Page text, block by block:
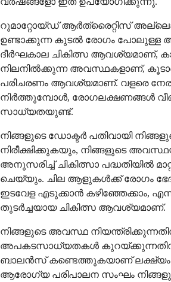
റുമാറ്റോയ്ഡ് ആർത്രൈറ്റിസ്
ഉണ്ടാക്കുന്ന കുടൽ രോഗം പോലുള്ള
ദീർഘകാല ചികിത്സ ആവശ്യമാണ്,
നിലനിൽക്കുന്ന അവസ്ഥകളാണ്,
പരിചരണം ആവശ്യമാണ്. വളരെ
നിർത്തുമ്പോൾ, രോഗലക്ഷണങ്ങൾ
സാധ്യതയുണ്ട്.
നിങ്ങളുടെ ഡോക്ടർ പതിവായി
നിരീക്ഷിക്കുകയും, നിങ്ങളുടെ
അനുസരിച്ച് ചികിത്സാ പദ്ധതിയിൽ
ചെയ്യും. ചില ആളുകൾക്ക് രോഗം
ഇടവേള എടുക്കാൻ കഴിഞ്ഞേക്കാം,
തുടർച്ചയായ ചികിത്സ ആവശ്യമാണ്.
നിങ്ങളുടെ അവസ്ഥ
അപകടസാധ്യതകൾ
ബാലൻസ് കണ്ടെത്തുകയാണ് ലക്ഷ്യം.
ആരോഗ്യ പരിപാലന സംഘം